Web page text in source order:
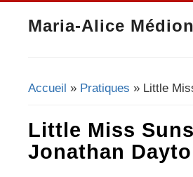
Maria-Alice
Vous êtes ici
Accueil » Pratiques » Little
Little Miss
Jonathan